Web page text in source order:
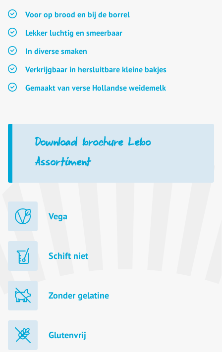
Voor op brood en bij de borrel
Lekker luchtig en smeerbaar
In diverse smaken
Verkrijgbaar in hersluitbare kleine bakjes
Gemaakt van verse Hollandse weidemelk
Download brochure Lebo
Assortiment
Vega
Schift niet
Zonder gelatine
Glutenvrij